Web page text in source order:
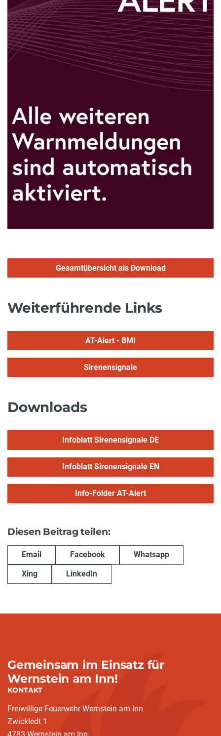
Gesamtübersicht als Download
Weiterführende Links
AT-Alert - BMI
Sirenensignale
Downloads
Infoblatt Sirenensignale DE
Infoblatt Sirenensignale EN
Info-Folder AT-Alert
Diesen Beitrag teilen:
Email Facebook Whatsapp
Xing LinkedIn
Gemeinsam im Einsatz für
Wernstein am Inn!
KONTAKT
Freiwillige Feuerwehr Wernstein am Inn
Zwickledt 1